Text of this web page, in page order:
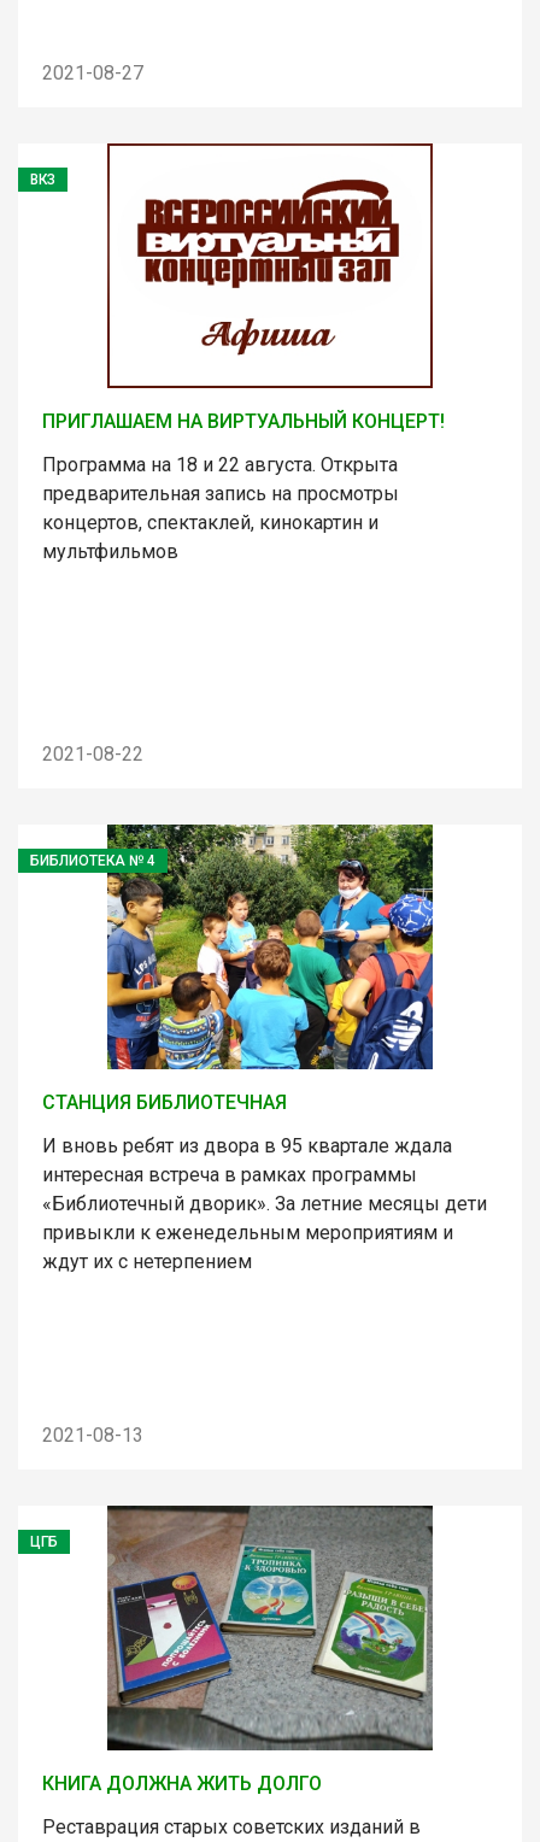
2021-08-27
ВКЗ
ПРИГЛАШАЕМ НА ВИРТУАЛЬНЫЙ КОНЦЕРТ!
Программа на 18 и 22 августа. Открыта
предварительная запись на просмотры
концертов, спектаклей, кинокартин и
мультфильмов
2021-08-22
БИБЛИОТЕКА № 4
СТАНЦИЯ БИБЛИОТЕЧНАЯ
И вновь ребят из двора в 95 квартале ждала
интересная встреча в рамках программы
«Библиотечный дворик». За летние месяцы дети
привыкли к еженедельным мероприятиям и
ждут их с нетерпением
2021-08-13
ЦГБ
КНИГА ДОЛЖНА ЖИТЬ ДОЛГО
Реставрация старых советских изданий в